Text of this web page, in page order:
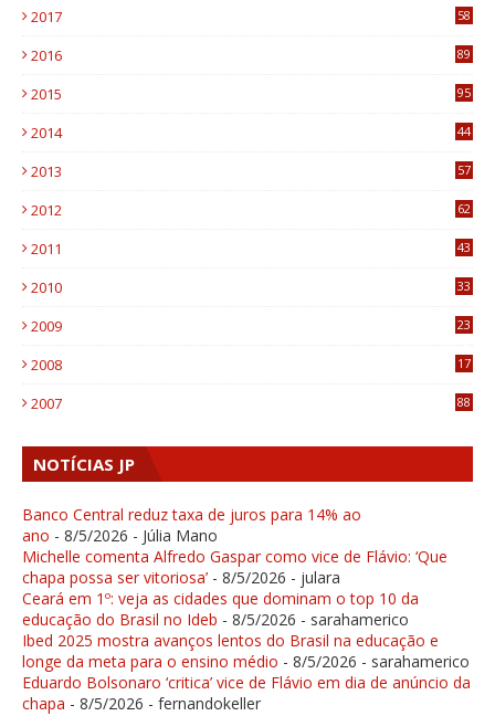
2017
58
2016
89
2015
95
2014
44
2013
57
2012
62
2011
43
2010
33
2009
23
2008
17
2007 88
NOTÍCIAS JP
Banco Central reduz taxa de juros para 14% ao
ano - 8/5/2026 - Júlia Mano
Michelle comenta Alfredo Gaspar como vice de Flávio: ‘Que
chapa possa ser vitoriosa’ - 8/5/2026 - julara
Ceará em 1º: veja as cidades que dominam o top 10 da
educação do Brasil no Ideb - 8/5/2026 - sarahamerico
Ibed 2025 mostra avanços lentos do Brasil na educação e
longe da meta para o ensino médio - 8/5/2026 - sarahamerico
Eduardo Bolsonaro ‘critica’ vice de Flávio em dia de anúncio da
chapa - 8/5/2026 - fernandokeller